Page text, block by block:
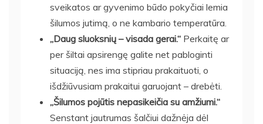
sveikatos ar gyvenimo būdo pokyčiai lemia
šilumos jutimą, o ne kambario temperatūra.
„Daug sluoksnių – visada gerai.“ Perkaitę ar
per šiltai apsirengę galite net pabloginti
situaciją, nes ima stipriau prakaituoti, o
išdžiūvusiam prakaitui garuojant – drebėti.
„Šilumos pojūtis nepasikeičia su amžiumi.“
Senstant jautrumas šalčiui dažnėja dėl